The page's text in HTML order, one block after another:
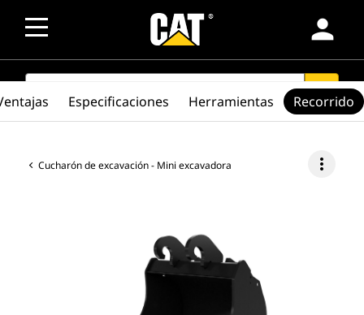
person
SEARCH search
Cucharón de excavación - Mini excavadora more_vert
Especificaciones Herramientas Recorrido